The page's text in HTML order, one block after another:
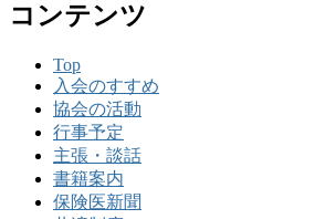
コンテンツ
Top
入会のすすめ
協会の活動
行事予定
主張・談話
書籍案内
保険医新聞